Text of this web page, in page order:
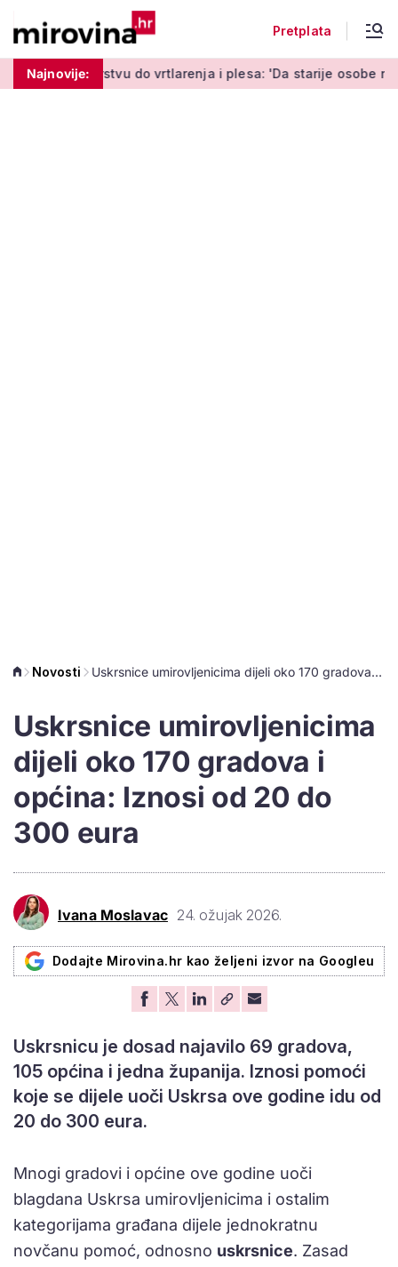
Pretplata
Najnovije:
do vrtlarenja i plesa: 'Da starije osobe ne ostavimo
Novosti Uskrsnice umirovljenicima dijeli oko 170 gradova i općina: Iznosi od 20 do 300 eura
Uskrsnice umirovljenicima
dijeli oko 170 gradova i
općina: Iznosi od 20 do
300 eura
Ivana Moslavac 24. ožujak 2026.
Dodajte Mirovina.hr kao željeni izvor na Googleu
Uskrsnicu je dosad najavilo 69 gradova,
105 općina i jedna županija. Iznosi pomoći
koje se dijele uoči Uskrsa ove godine idu od
20 do 300 eura.
Mnogi gradovi i općine ove godine uoči
blagdana Uskrsa umirovljenicima i ostalim
kategorijama građana dijele jednokratnu
novčanu pomoć, odnosno uskrsnice. Zasad